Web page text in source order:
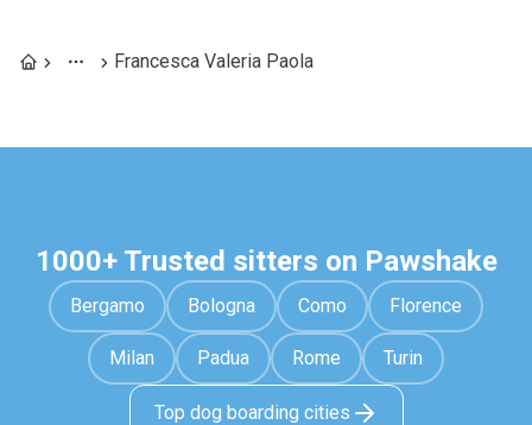
Francesca Valeria Paola
1000+ Trusted sitters on Pawshake
Bergamo Bologna Como Florence
Milan Padua Rome Turin
Top dog boarding cities